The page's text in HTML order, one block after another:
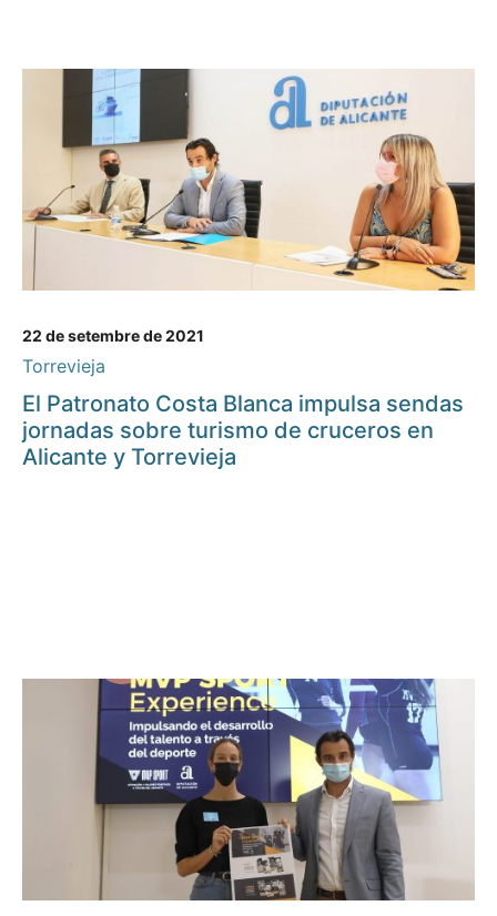
22 de setembre de 2021
Torrevieja
El Patronato Costa Blanca impulsa sendas
jornadas sobre turismo de cruceros en
Alicante y Torrevieja